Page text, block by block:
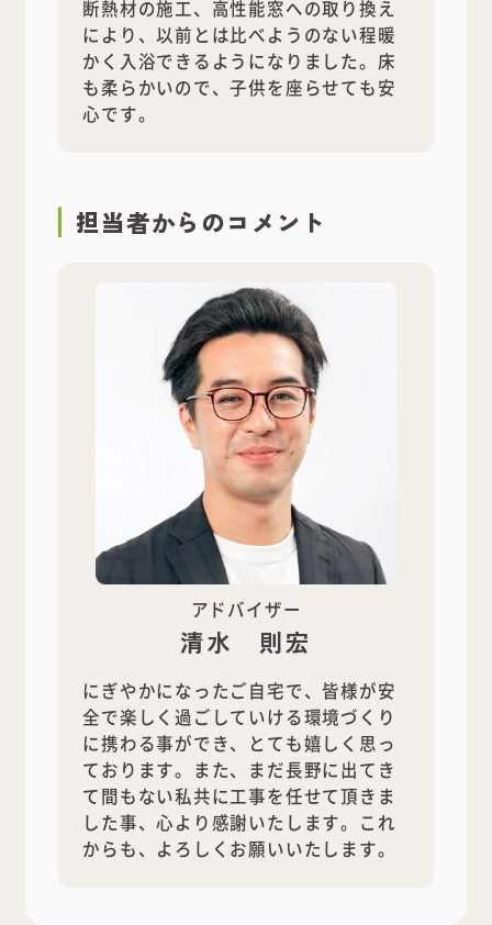
断熱材の施工、高性能窓への取り換え
により、以前とは比べようのない程暖
かく入浴できるようになりました。床
も柔らかいので、子供を座らせても安
心です。
担当者からのコメント
アドバイザー
清水 則宏
にぎやかになったご自宅で、皆様が安
全で楽しく過ごしていける環境づくり
に携わる事ができ、とても嬉しく思っ
ております。また、まだ長野に出てき
て間もない私共に工事を任せて頂きま
した事、心より感謝いたします。これ
からも、よろしくお願いいたします。